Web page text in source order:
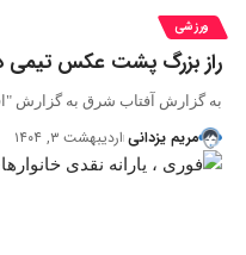
ورزشی
راز بزرگ پشت عکس تیمی
به گزارش آفتاب شرق به گزارش
مریم یزدانی اردیبهشت ۳, ۱۴۰۴